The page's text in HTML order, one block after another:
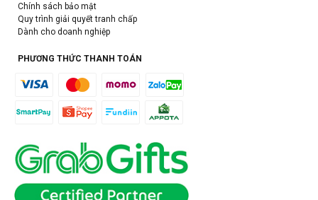
Chính sách bảo mật
Quy trình giải quyết tranh chấp
Dành cho doanh nghiệp
PHƯƠNG THỨC THANH TOÁN